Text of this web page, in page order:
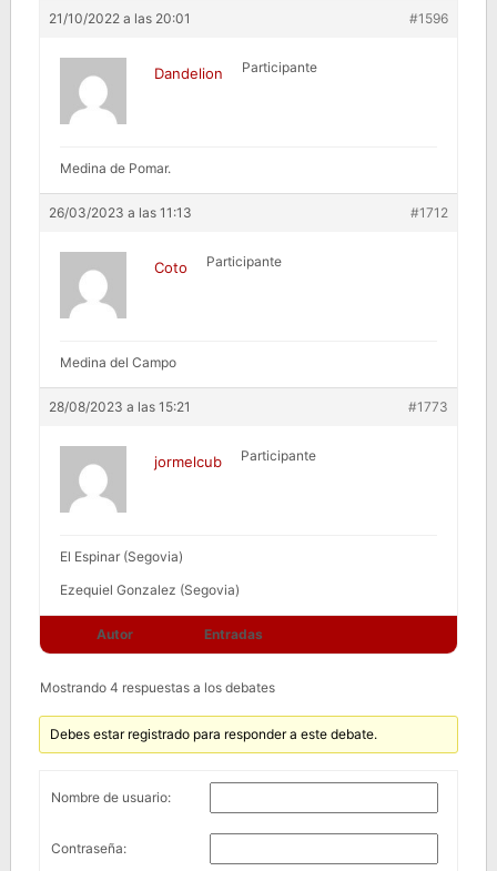
21/10/2022 a las 20:01 #1596
Dandelion Participante
Medina de Pomar.
26/03/2023 a las 11:13 #1712
Coto Participante
Medina del Campo
28/08/2023 a las 15:21 #1773
jormelcub Participante
El Espinar (Segovia)
Ezequiel Gonzalez (Segovia)
Autor Entradas
Mostrando 4 respuestas a los debates
Debes estar registrado para responder a este debate.
Nombre de usuario:
Contraseña: